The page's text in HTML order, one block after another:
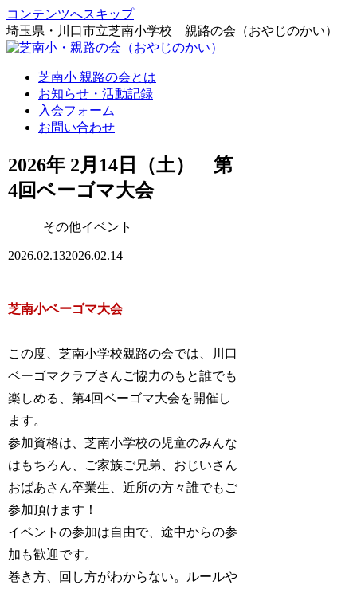
コンテンツへスキップ
埼玉県・川口市立芝南小学校 親路の会（おやじのかい）
芝南小 親路の会とは
お知らせ・活動記録
入会フォーム
お問い合わせ
2026年 2月14日（土） 第
4回ベーゴマ大会
その他イベント
2026.02.132026.02.14
芝南小ベーゴマ大会
この度、芝南小学校親路の会では、川口
ベーゴマクラブさんご協力のもと誰でも
楽しめる、第4回ベーゴマ大会を開催し
ます。
参加資格は、芝南小学校の児童のみんな
はもちろん、ご家族ご兄弟、おじいさん
おばあさん卒業生、近所の方々誰でもご
参加頂けます！
イベントの参加は自由で、途中からの参
加も歓迎です。
巻き方、回し方がわからない。ルールや